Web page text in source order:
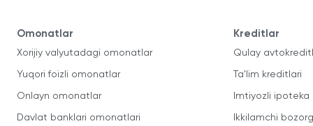
Omonatlar
Xorijiy valyutadagi omonatlar
Yuqori foizli omonatlar
Onlayn omonatlar
Davlat banklari omonatlari
Kreditlar
Qulay
Ta'lim kreditlari
Imtiyozli ipoteka
Ikkilamchi